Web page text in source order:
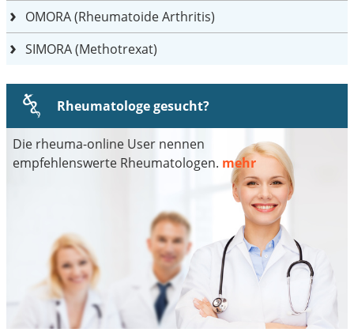
OMORA (Rheumatoide Arthritis)
SIMORA (Methotrexat)
Rheumatologe gesucht?
Die rheuma-online User nennen
empfehlenswerte Rheumatologen. mehr